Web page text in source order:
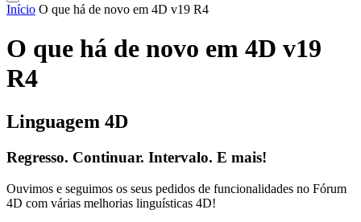
Início O que há de novo em 4D v19 R4
O que há de novo em 4D v19
R4
Linguagem 4D
Regresso. Continuar. Intervalo. E mais!
Ouvimos e seguimos os seus pedidos de funcionalidades no Fórum
4D com várias melhorias linguísticas 4D!